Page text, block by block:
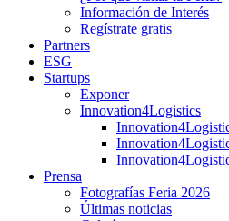
Información de Interés
Regístrate gratis
Partners
ESG
Startups
Exponer
Innovation4Logistics
Prensa
Fotografías Feria 2026
Últimas noticias